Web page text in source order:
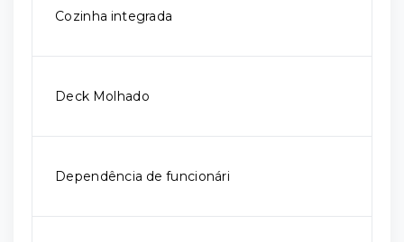
Cozinha integrada
Deck Molhado
Dependência de funcionári